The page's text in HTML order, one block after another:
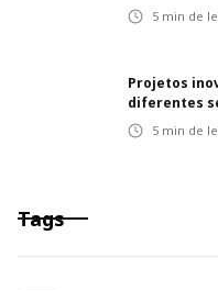
5 min de
Projetos
diferentes
5 min de
Tags